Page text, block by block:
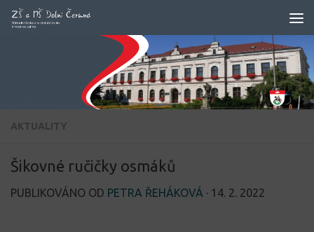
Skip to content
AKTUALITY
Šikovné ručičky osmáků
PUBLIKOVÁNO OD PETRA ŘEHÁKOVÁ · 14. 2. 2022